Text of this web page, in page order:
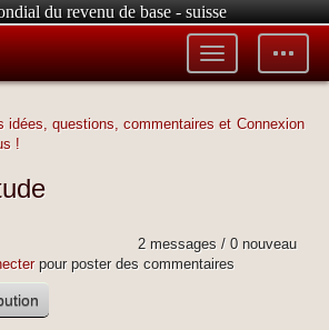
du revenu de base - suisse
Toggle
tools
Toggle
menu
Connexion
idées, questions, commentaires et
!
2 messages / 0 nouveau
pour poster des commentaires